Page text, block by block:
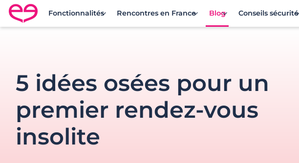
Rencontre en France avec Meetic
Fonctionnalités Rencontres en France Blog Conseils sécurité
5 idées osées pour un
premier rendez-vous
insolite